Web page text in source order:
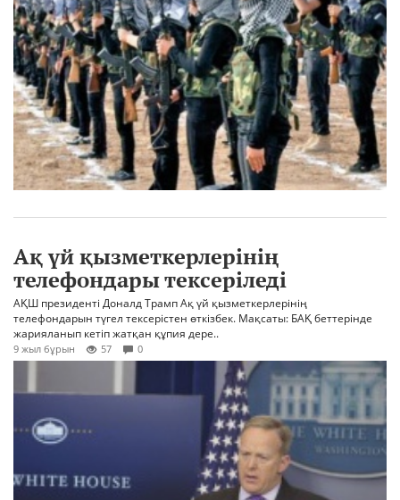
Ақ үй қызметкерлерінің
телефондары тексеріледі
АҚШ президенті Доналд Трамп Ақ үй қызметкерлерінің
телефондарын түгел тексерістен өткізбек. Мақсаты: БАҚ беттерінде
жарияланып кетіп жатқан құпия дере..
9 жыл бұрын 57 0